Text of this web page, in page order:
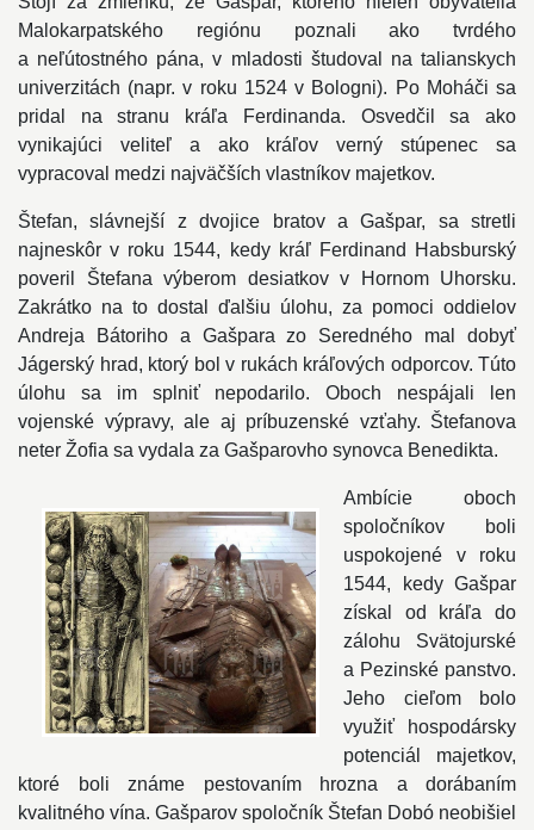
Malokarpatského regiónu poznali ako tvrdého
a neľútostného pána, v mladosti študoval na talianskych
univerzitách (napr. v roku 1524 v Bologni). Po Moháči sa
pridal na stranu kráľa Ferdinanda. Osvedčil sa ako
vynikajúci veliteľ a ako kráľov verný stúpenec sa
vypracoval medzi najväčších vlastníkov majetkov.
Štefan, slávnejší z dvojice bratov a Gašpar, sa stretli
najneskôr v roku 1544, kedy kráľ Ferdinand Habsburský
poveril Štefana výberom desiatkov v Hornom Uhorsku.
Zakrátko na to dostal ďalšiu úlohu, za pomoci oddielov
Andreja Bátoriho a Gašpara zo Seredného mal dobyť
Jágerský hrad, ktorý bol v rukách kráľových odporcov. Túto
úlohu sa im splniť nepodarilo. Oboch nespájali len
vojenské výpravy, ale aj príbuzenské vzťahy. Štefanova
neter Žofia sa vydala za Gašparovho synovca Benedikta.
Ambície oboch
spoločníkov boli
uspokojené v roku
1544, kedy Gašpar
získal od kráľa do
zálohu Svätojurské
a Pezinské panstvo.
Jeho cieľom bolo
využiť hospodársky
potenciál majetkov,
ktoré boli známe pestovaním hrozna a dorábaním
kvalitného vína. Gašparov spoločník Štefan Dobó neobišiel